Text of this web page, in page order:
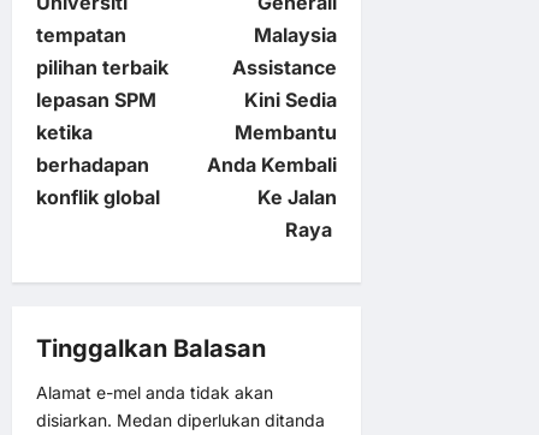
o
s
t
n
i
g
tempatan
pilihan terbaik
lepasan SPM
ketika
berhadapan
konflik global
Malaysia
Assistance
Kini Sedia
Membantu
Anda Kembali
Ke Jalan
Raya
Tinggalkan Balasan
Alamat e-mel anda tidak akan
disiarkan. Medan diperlukan ditanda